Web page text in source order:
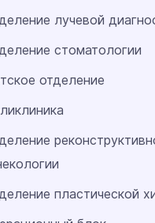
лучевой
стоматологии
отделение
пластической